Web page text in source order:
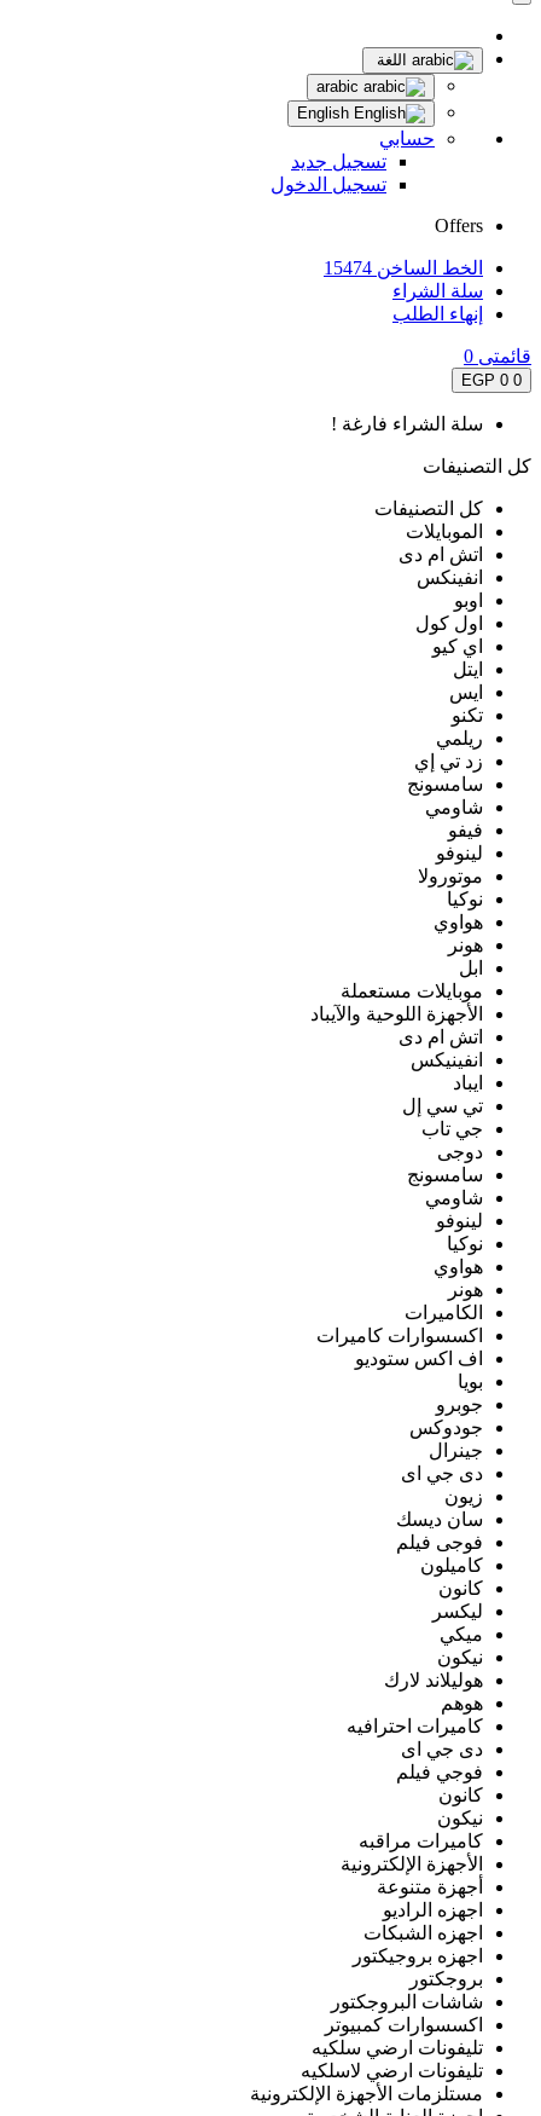
اللغة
حسابي
تسجيل جديد
تسجيل الدخول
Offers
الخط الساخن 15474
سلة الشراء
إنهاء الطلب
قائمتى 0
0
0 EGP
سلة الشراء فارغة !
كل التصنيفات
كل التصنيفات
الموبايلات
اتش ام دى
انفينكس
اوبو
اول كول
اي كيو
ايتل
ايس
تكنو
ريلمي
زد تي إي
سامسونج
شاومي
فيفو
لينوفو
موتورولا
نوكيا
هواوي
هونر
ابل
موبايلات مستعملة
الأجهزة اللوحية والآيباد
اتش ام دى
انفينيكس
ايباد
تي سي إل
جي تاب
دوجى
سامسونج
شاومي
لينوفو
نوكيا
هواوي
هونر
الكاميرات
اكسسوارات كاميرات
اف اكس ستوديو
بويا
جوبرو
جودوكس
جينرال
دى جي اى
زيون
سان ديسك
فوجى فيلم
كاميلون
كانون
ليكسر
ميكي
نيكون
هوليلاند لارك
هوهم
كاميرات احترافيه
دى جي اى
فوجي فيلم
كانون
نيكون
كاميرات مراقبه
الأجهزة الإلكترونية
أجهزة متنوعة
اجهزه الراديو
اجهزه الشبكات
اجهزه بروجيكتور
بروجكتور
شاشات البروجكتور
اكسسوارات كمبيوتر
تليفونات ارضي سلكيه
تليفونات ارضي لاسلكيه
مستلزمات الأجهزة الإلكترونية